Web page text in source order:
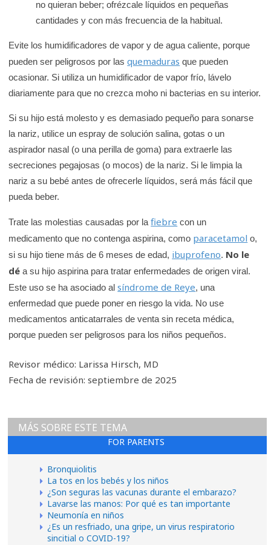
no quieran beber; ofrézcale líquidos en pequeñas
cantidades y con más frecuencia de la habitual.
Evite los humidificadores de vapor y de agua caliente, porque
pueden ser peligrosos por lasquemaduras que pueden
ocasionar. Si utiliza un humidificador de vapor frío, lávelo
diariamente para que no crezca moho ni bacterias en su interior.
Si su hijo está molesto y es demasiado pequeño para sonarse
la nariz, utilice un espray de solución salina, gotas o un
aspirador nasal (o una perilla de goma) para extraerle las
secreciones pegajosas (o mocos) de la nariz. Si le limpia la
nariz a su bebé antes de ofrecerle líquidos, será más fácil que
pueda beber.
Trate las molestias causadas por lafiebre con un
medicamento que no contenga aspirina, como paracetamol o,
si su hijo tiene más de 6 meses de edad, ibuprofeno. No le
dé a su hijo aspirina para tratar enfermedades de origen viral.
Este uso se ha asociado alsíndrome de Reye, una
enfermedad que puede poner en riesgo la vida. No use
medicamentos anticatarrales de venta sin receta médica,
porque pueden ser peligrosos para los niños pequeños.
Revisor médico: Larissa Hirsch, MD
Fecha de revisión: septiembre de 2025
FOR PARENTS
MÁS SOBRE ESTE TEMA
Bronquiolitis
La tos en los bebés y los niños
¿Son seguras las vacunas durante el embarazo?
Lavarse las manos: Por qué es tan importante
Neumonía en niños
¿Es un resfriado, una gripe, un virus respiratorio
sincitial o COVID-19?